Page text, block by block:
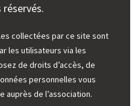
réservés.
collectées par ce site sont
les utilisateurs via les
de droits d’accès, de
personnelles vous
auprès de l’association.